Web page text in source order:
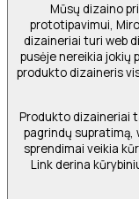
Mūsų dizaino
prototipavimui,
dizaineriai turi web
pusėje nereikia jokių
produkto dizaineris
Produkto dizaineriai
pagrindų supratimą,
sprendimai veikia
Link derina